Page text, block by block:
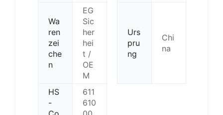
Wa
ren
zei
che
n
EG
Sic
her
hei
t /
OE
M
Urs
pru
ng
Chi
na
HS
-
611
610